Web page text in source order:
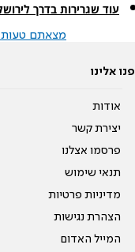
עוד שגרירות בדרך
מצאתם טעות
פנו אלינו
אודות
יצירת קשר
פרסמו אצלנו
תנאי שימוש
מדיניות פרטיות
הצהרת נגישות
המייל האדום